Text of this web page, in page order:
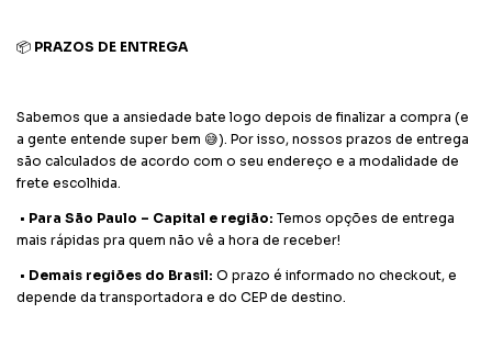
📦 PRAZOS DE ENTREGA
Sabemos que a ansiedade bate logo depois de finalizar a compra (e
a gente entende super bem 😅). Por isso, nossos prazos de entrega
são calculados de acordo com o seu endereço e a modalidade de
frete escolhida.
• Para São Paulo – Capital e região: Temos opções de entrega
mais rápidas pra quem não vê a hora de receber!
• Demais regiões do Brasil: O prazo é informado no checkout, e
depende da transportadora e do CEP de destino.